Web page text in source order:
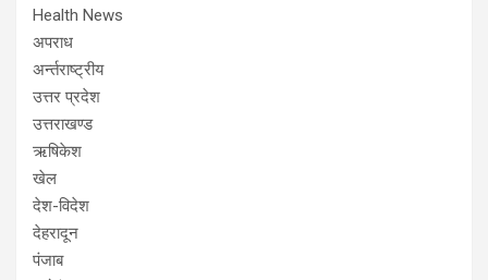
Health News
अपराध
अर्न्तराष्ट्रीय
उत्तर प्रदेश
उत्तराखण्ड
ऋषिकेश
खेल
देश-विदेश
देहरादून
पंजाब